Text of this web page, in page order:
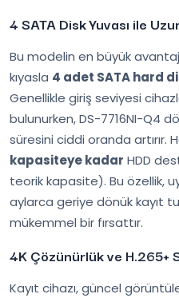
4 SATA Disk Yuvası ile
Bu modelin en büyük
kıyasla 4 adet SATA hard
Genellikle giriş seviyesi
bulunurken, DS-7716NI-Q4
süresini ciddi oranda artırır.
kapasiteye kadar HDD
teorik kapasite). Bu özellik,
aylarca geriye dönük kayıt
mükemmel bir fırsattır.
4K Çözünürlük ve H.265+
Kayıt cihazı, güncel